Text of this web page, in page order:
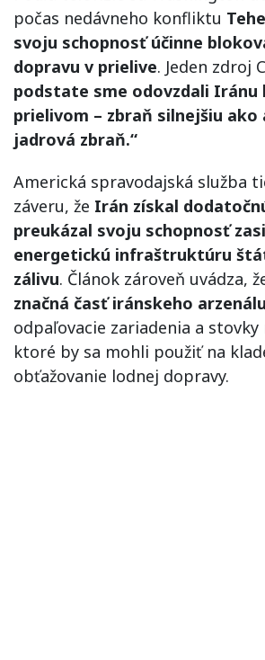
počas nedávneho konfliktu
svoju schopnosť účinne
dopravu v prielive. Jeden zdroj
podstate sme odovzdali Iránu
prielivom – zbraň silnejšiu ako
jadrová zbraň.“
Americká spravodajská služba
záveru, že Irán získal
preukázal svoju schopnosť
energetickú infraštruktúru
zálivu. Článok zároveň uvádza,
značná časť iránskeho arzenálu
odpaľovacie zariadenia a stovky
ktoré by sa mohli použiť na
obťažovanie lodnej dopravy.